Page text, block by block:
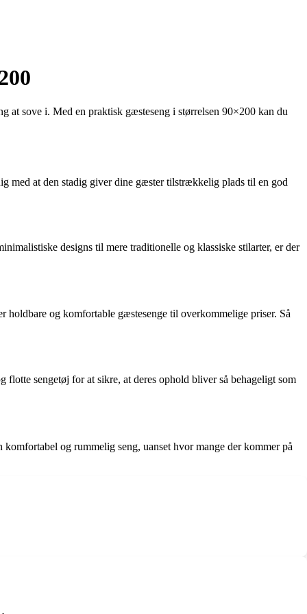
at sove i. Med en praktisk gæsteseng i størrelsen 90×200 kan du
med at den stadig giver dine gæster tilstrækkelig plads til en god
designs til mere traditionelle og klassiske stilarter, er der
og komfortable gæstesenge til overkommelige priser. Så
sengetøj for at sikre, at deres ophold bliver så behageligt som
og rummelig seng, uanset hvor mange der kommer på